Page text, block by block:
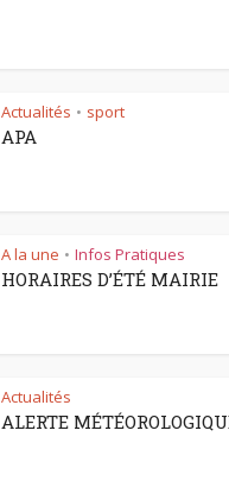
Actualités • sport
APA
A la une • Infos Pratiques
HORAIRES D’ÉTÉ MAIRIE
Actualités
ALERTE